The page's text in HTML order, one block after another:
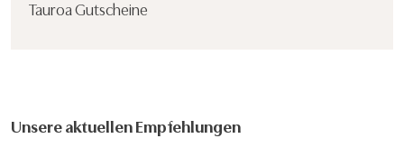
Tauroa Gutscheine
Unsere aktuellen Empfehlungen